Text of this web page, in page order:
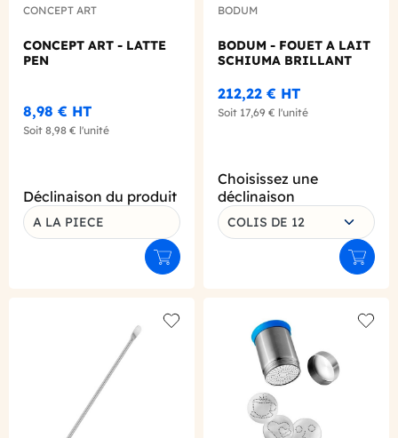
CONCEPT ART
CONCEPT ART - LATTE
PEN
8,98 € HT
Soit 8,98 € l'unité
Déclinaison du produit
A LA PIECE
Ajouter au panier
BODUM
BODUM - FOUET A LAIT
SCHIUMA BRILLANT
212,22 € HT
Soit 17,69 € l'unité
Choisissez une
déclinaison
COLIS DE 12
Add to wishlist